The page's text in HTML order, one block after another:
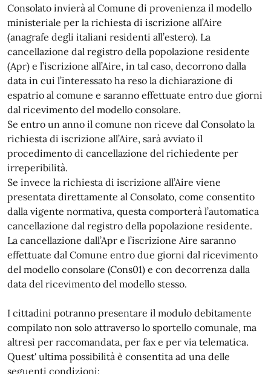
Consolato invierà al Comune di provenienza il modello
ministeriale per la richiesta di iscrizione all’Aire
(anagrafe degli italiani residenti all’estero). La
cancellazione dal registro della popolazione residente
(Apr) e l’iscrizione all’Aire, in tal caso, decorrono dalla
data in cui l’interessato ha reso la dichiarazione di
espatrio al comune e saranno effettuate entro due giorni
dal ricevimento del modello consolare.
Se entro un anno il comune non riceve dal Consolato la
richiesta di iscrizione all’Aire, sarà avviato il
procedimento di cancellazione del richiedente per
irreperibilità.
Se invece la richiesta di iscrizione all’Aire viene
presentata direttamente al Consolato, come consentito
dalla vigente normativa, questa comporterà l’automatica
cancellazione dal registro della popolazione residente.
La cancellazione dall’Apr e l’iscrizione Aire saranno
effettuate dal Comune entro due giorni dal ricevimento
del modello consolare (Cons01) e con decorrenza dalla
data del ricevimento del modello stesso.
I cittadini potranno presentare il modulo debitamente
compilato non solo attraverso lo sportello comunale, ma
altresì per raccomandata, per fax e per via telematica.
Quest' ultima possibilità è consentita ad una delle
seguenti condizioni: